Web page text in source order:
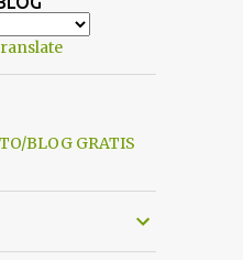
BLOG GRATIS